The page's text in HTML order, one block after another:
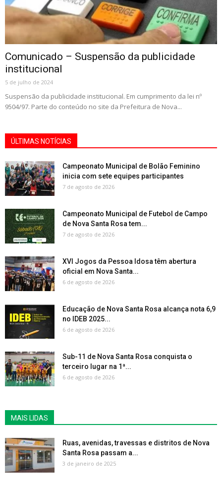
Comunicado – Suspensão da publicidade
institucional
5 de julho de 2024
Suspensão da publicidade institucional. Em cumprimento da lei nº
9504/97. Parte do conteúdo no site da Prefeitura de Nova...
ÚLTIMAS NOTÍCIAS
Campeonato Municipal de Bolão Feminino
inicia com sete equipes participantes
7 de agosto de 2026
Campeonato Municipal de Futebol de Campo
de Nova Santa Rosa tem...
7 de agosto de 2026
XVI Jogos da Pessoa Idosa têm abertura
oficial em Nova Santa...
6 de agosto de 2026
Educação de Nova Santa Rosa alcança nota 6,9
no IDEB 2025...
6 de agosto de 2026
Sub-11 de Nova Santa Rosa conquista o
terceiro lugar na 1ª...
6 de agosto de 2026
MAIS LIDAS
Ruas, avenidas, travessas e distritos de Nova
Santa Rosa passam a...
3 de janeiro de 2025